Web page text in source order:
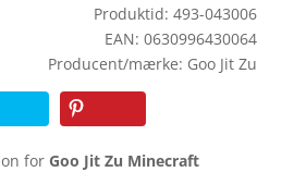
Produktid: 493-043006
EAN: 0630996430064
Producent/mærke: Goo Jit Zu
for Goo Jit Zu Minecraft